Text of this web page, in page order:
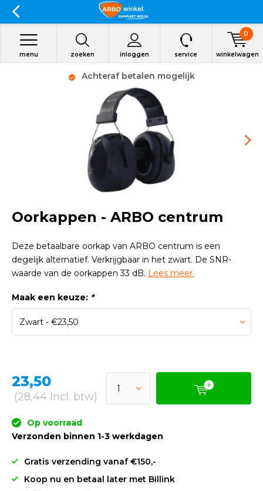
zoeken inloggen
menu service winkelwagen
0
Achteraf betalen mogelijk
Oorkappen - ARBO centrum
Deze betaalbare oorkap van ARBO centrum is een
degelijk alternatief. Verkrijgbaar in het zwart. De SNR-
waarde van de oorkappen 33 dB. Lees meer.
Maak een keuze: *
23,50
(28,44 Incl. btw)
Op voorraad
Verzonden binnen 1-3 werkdagen
Gratis verzending vanaf €150,-
Koop nu en betaal later met Billink